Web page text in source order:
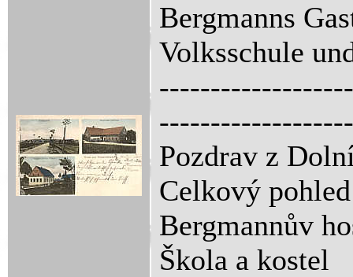
Bergmanns
Volksschule
-------------------
Pozdrav z
Celkový pohled
Bergmannův
Škola a kostel